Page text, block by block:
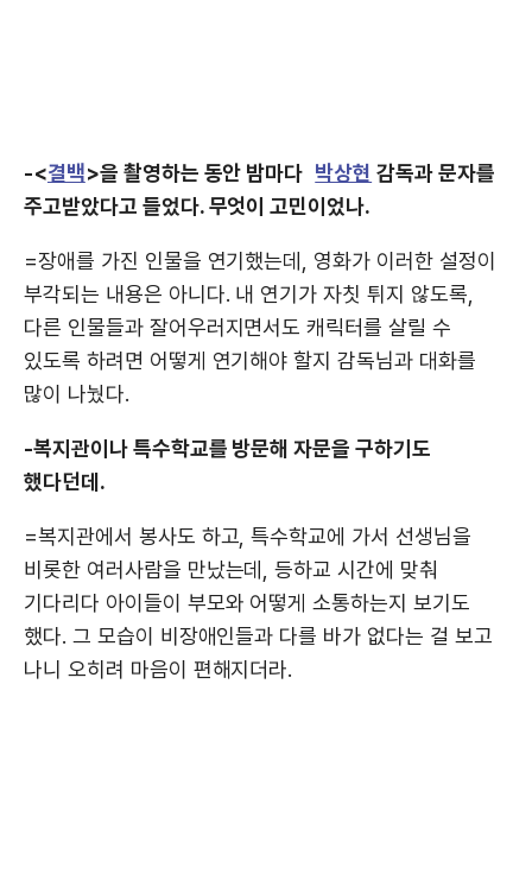
-<결백>을 촬영하는 동안 밤마다 박상현 감독과 문자를
주고받았다고 들었다. 무엇이 고민이었나.
=장애를 가진 인물을 연기했는데, 영화가 이러한 설정이
부각되는 내용은 아니다. 내 연기가 자칫 튀지 않도록,
다른 인물들과 잘어우러지면서도 캐릭터를 살릴 수
있도록 하려면 어떻게 연기해야 할지 감독님과 대화를
많이 나눴다.
-복지관이나 특수학교를 방문해 자문을 구하기도
했다던데.
=복지관에서 봉사도 하고, 특수학교에 가서 선생님을
비롯한 여러사람을 만났는데, 등하교 시간에 맞춰
기다리다 아이들이 부모와 어떻게 소통하는지 보기도
했다. 그 모습이 비장애인들과 다를 바가 없다는 걸 보고
나니 오히려 마음이 편해지더라.